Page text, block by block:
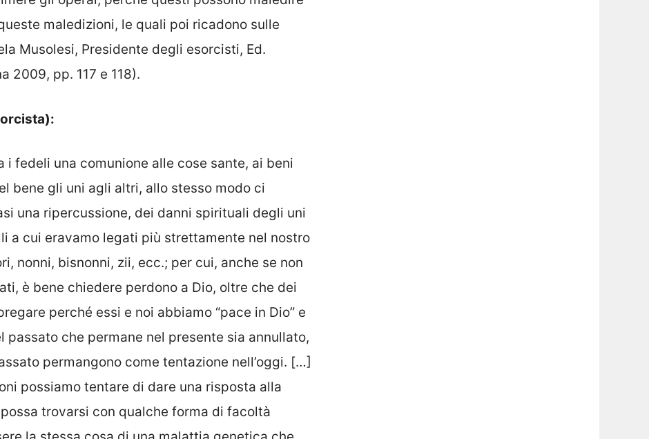
maledizioni, le quali poi ricadono sulle
Musolesi, Presidente degli esorcisti, Ed.
2009, pp. 117 e 118).
i fedeli una comunione alle cose sante, ai beni
bene gli uni agli altri, allo stesso modo ci
una ripercussione, dei danni spirituali degli uni
a cui eravamo legati più strettamente nel nostro
nonni, bisnonni, zii, ecc.; per cui, anche se non
è bene chiedere perdono a Dio, oltre che dei
perché essi e noi abbiamo “pace in Dio” e
che permane nel presente sia annullato,
permangono come tentazione nell’oggi. […]
possiamo tentare di dare una risposta alla
trovarsi con qualche forma di facoltà